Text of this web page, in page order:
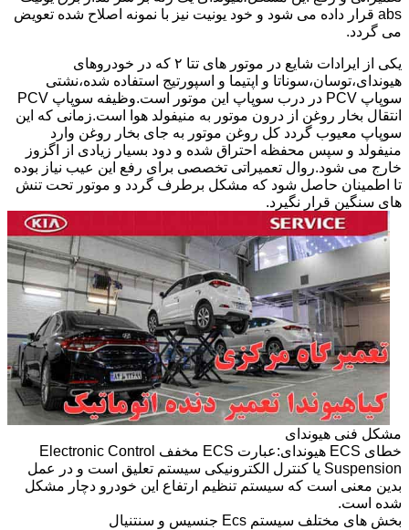
abs قرار داده می شود و خود یونیت نیز با نمونه اصلاح شده تعویض
می گردد.
یکی از ایرادات شایع در موتور های تتا ۲ که در خودروهای
هیوندای،توسان،سوناتا و اپتیما و اسپورتیج استفاده شده،نشتی
سوپاپ PCV در درب سوپاپ این موتور است.وظیفه سوپاپ PCV
انتقال بخار روغن از درون موتور به منیفولد هوا است.زمانی که این
سوپاپ معیوب گردد کل روغن موتور به جای بخار روغن وارد
منیفولد و سپس محفظه احتراق شده و دود بسیار زیادی از اگزوز
خارج می شود.روال تعمیراتی تخصصی برای رفع این عیب نیاز بوده
تا اطمینان حاصل شود که مشکل برطرف گردد و موتور تحت تنش
های سنگین قرار نگیرد.
مشکل فنی هیوندای
خطای ECS هیوندای:عبارت ECS مخفف Electronic Control
Suspension یا کنترل الکترونیکی سیستم تعلیق است و در عمل
بدین معنی است که سیستم تنظیم ارتفاع این خودرو دچار مشکل
شده است.
بخش های مختلف سیستم Ecs جنسیس و سنتنیال